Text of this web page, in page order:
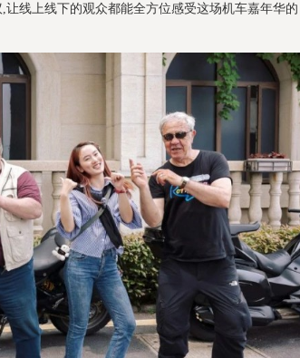
线上线下的观众都能全方位感受这场机车嘉年华的